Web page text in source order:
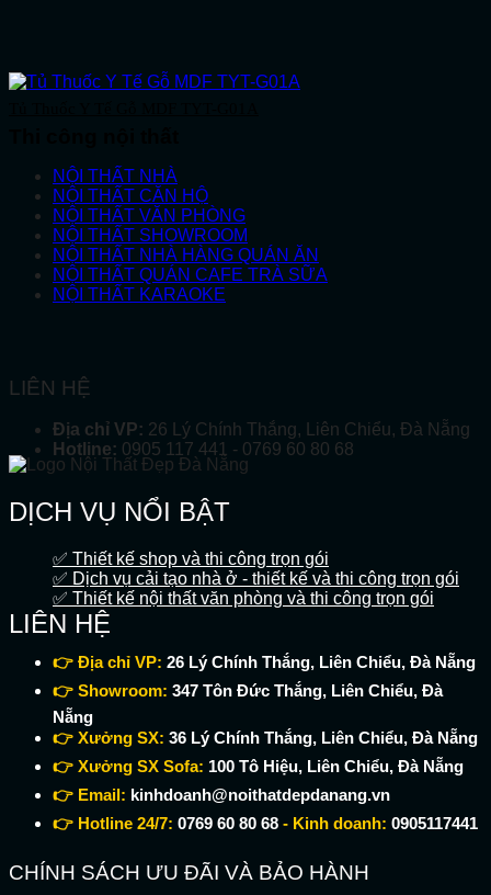
NỘI THẤT NHÀ
NỘI THẤT CĂN HỘ
NỘI THẤT VĂN PHÒNG
NỘI THẤT SHOWROOM
NỘI THẤT NHÀ HÀNG QUÁN ĂN
NỘI THẤT QUÁN CAFE TRÀ SỮA
NỘI THẤT KARAOKE
LIÊN HỆ
Địa chỉ VP: 26 Lý Chính Thắng, Liên Chiểu, Đà Nẵng
Hotline: 0905 117 441 - 0769 60 80 68
DỊCH VỤ NỔI BẬT
✅ Thiết kế shop và thi công trọn gói
✅ Dịch vụ cải tạo nhà ở - thiết kế và thi công trọn gói
✅ Thiết kế nội thất văn phòng và thi công trọn gói
LIÊN HỆ
👉 Địa chỉ VP: 26 Lý Chính Thắng, Liên Chiểu, Đà Nẵng
👉 Showroom: 347 Tôn Đức Thắng, Liên Chiểu, Đà
Nẵng
👉 Xưởng SX: 36 Lý Chính Thắng, Liên Chiểu, Đà Nẵng
👉 Xưởng SX Sofa: 100 Tô Hiệu, Liên Chiểu, Đà Nẵng
👉 Email: kinhdoanh@noithatdepdanang.vn
👉 Hotline 24/7: 0769 60 80 68 - Kinh doanh: 0905117441
CHÍNH SÁCH ƯU ĐÃI VÀ BẢO HÀNH